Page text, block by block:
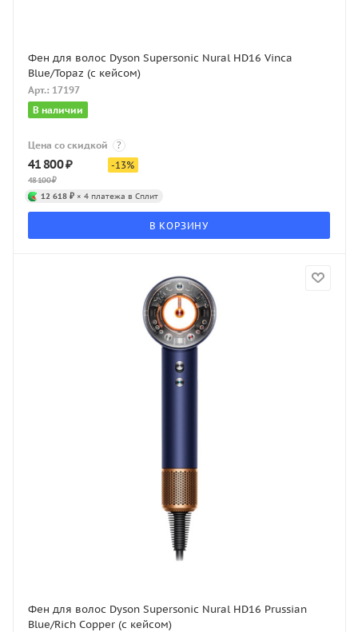
Фен для волос Dyson Supersonic Nural HD16 Vinca
Blue/Topaz (с кейсом)
Арт.: 17197
В наличии
Цена со скидкой ?
41 800₽
48 100₽
-13%
12 618 ₽ × 4 платежа в Сплит
В КОРЗИНУ
Фен для волос Dyson Supersonic Nural HD16 Prussian
Blue/Rich Copper (с кейсом)